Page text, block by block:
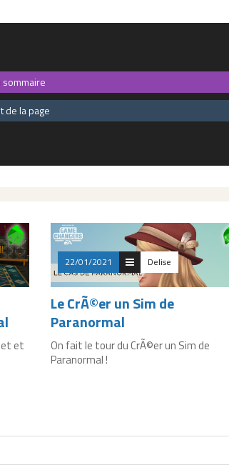
sommaire
de la page
et
22/01/2021 Delise
Le CrÃ©er un Sim de
Paranormal
On fait le tour du CrÃ©er un Sim de
Paranormal !